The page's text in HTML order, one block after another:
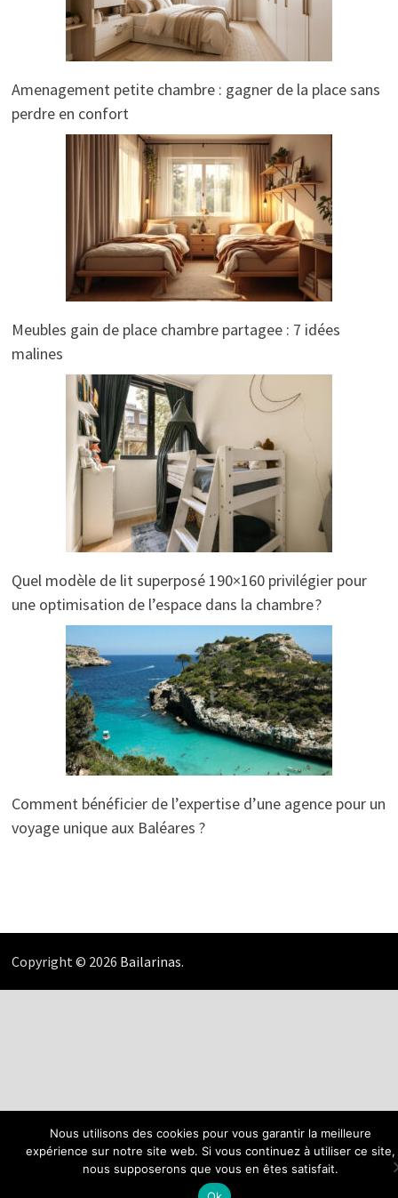
Amenagement petite chambre : gagner de la place sans
perdre en confort
Meubles gain de place chambre partagee : 7 idées
malines
Quel modèle de lit superposé 190×160 privilégier pour
une optimisation de l’espace dans la chambre ?
Comment bénéficier de l’expertise d’une agence pour un
voyage unique aux Baléares ?
Copyright © 2026 Bailarinas.
Nous utilisons des cookies pour vous garantir la meilleure
expérience sur notre site web. Si vous continuez à utiliser ce site,
nous supposerons que vous en êtes satisfait.